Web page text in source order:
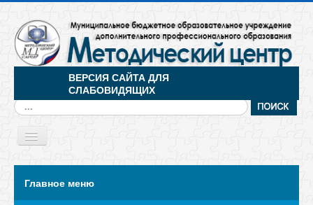
ВЕРСИЯ САЙТА ДЛЯ
СЛАБОВИДЯЩИХ
Искать...
Toggle
Главное меню